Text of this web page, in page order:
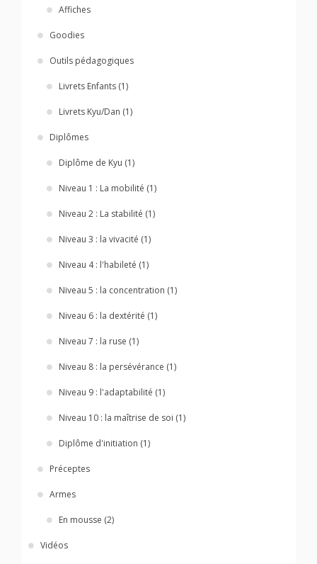
Affiches
Goodies
Outils pédagogiques
Livrets Enfants (1)
Livrets Kyu/Dan (1)
Diplômes
Diplôme de Kyu (1)
Niveau 1 : La mobilité (1)
Niveau 2 : La stabilité (1)
Niveau 3 : la vivacité (1)
Niveau 4 : l'habileté (1)
Niveau 5 : la concentration (1)
Niveau 6 : la dextérité (1)
Niveau 7 : la ruse (1)
Niveau 8 : la persévérance (1)
Niveau 9 : l'adaptabilité (1)
Niveau 10 : la maîtrise de soi (1)
Diplôme d'initiation (1)
Préceptes
Armes
En mousse (2)
Vidéos